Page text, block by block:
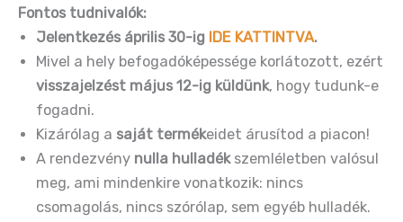
Fontos tudnivalók:
Jelentkezés április 30-ig IDE KATTINTVA.
Mivel a hely befogadóképessége korlátozott, ezért
visszajelzést május 12-ig küldünk, hogy tudunk-e
fogadni.
Kizárólag a saját termékeidet árusítod a piacon!
A rendezvény nulla hulladékszemléletben valósul
meg, ami mindenkire vonatkozik: nincs
csomagolás, nincs szórólap, sem egyéb hulladék.